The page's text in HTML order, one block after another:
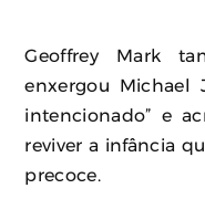
Geoffrey Mark
enxergou Michael
intencionado” e
reviver a infância
precoce.